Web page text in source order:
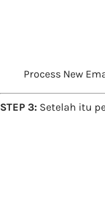
Process New
STEP 3: Setelah itu